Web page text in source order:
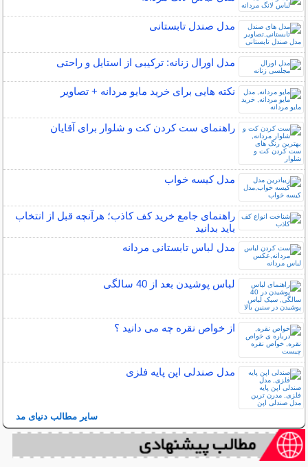
مدل صندل تابستانی
مدل اورال زنانه: ترکیبی از استایل و راحتی
نکته هایی برای خرید مایو مردانه + تصاویر
راهنمای ست کردن کت و شلوار برای آقایان
مدل کیسه خواب
راهنمای جامع خرید کف کاذب؛ هرآنچه قبل از انتخاب
باید بدانید
مدل لباس تابستانی مردانه
لباس پوشیدن بعد از 40 سالگی
از خواص نقره چه می دانید ؟
مدل صندلی اپن پایه فلزی
سایر مطالب دنیای مد